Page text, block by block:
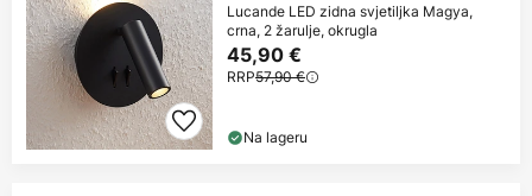
Lucande LED zidna svjetiljka Magya,
crna, 2 žarulje, okrugla
45,90 €
RRP57,90 €
Na lageru